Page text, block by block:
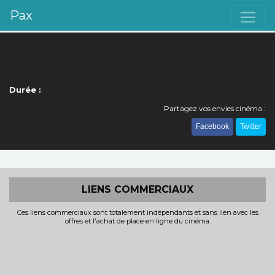
Pax
Durée :
Partagez vos envies cinéma :
Facebook Twitter
LIENS COMMERCIAUX
Ces liens commerciaux sont totalement indépendants et sans lien avec les
offres et l'achat de place en ligne du cinéma.